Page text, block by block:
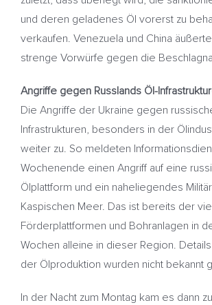
und deren geladenes Öl vorerst zu
verkaufen. Venezuela und China
strenge Vorwürfe gegen die
Angriffe gegen Russlands Öl-
Die Angriffe der Ukraine gegen
Infrastrukturen, besonders in der
weiter zu. So meldeten
Wochenende einen Angriff auf eine
Ölplattform und ein naheliegendes
Kaspischen Meer. Das ist bereits der
Förderplattformen und Bohranlagen in
Wochen alleine in dieser Region.
der Ölproduktion wurden nicht bekannt
In der Nacht zum Montag kam es dann zu